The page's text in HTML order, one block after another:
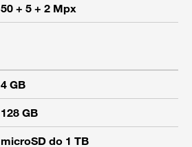
50 + 5 + 2 Mpx
4 GB
128 GB
microSD do 1 TB